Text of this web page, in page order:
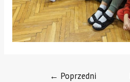
← Poprzedni